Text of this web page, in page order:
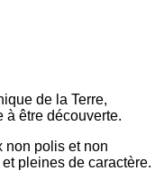
de la Terre,
à être découverte.
non polis et non
pleines de caractère.